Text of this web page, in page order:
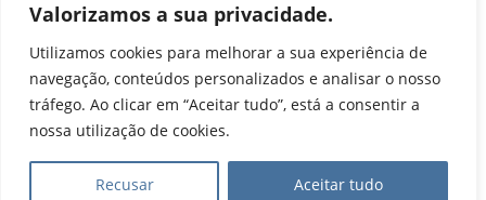
Valorizamos a sua privacidade.
Utilizamos cookies para melhorar a sua experiência de
navegação, conteúdos personalizados e analisar o nosso
tráfego. Ao clicar em “Aceitar tudo”, está a consentir a
nossa utilização de cookies.
Recusar Aceitar tudo